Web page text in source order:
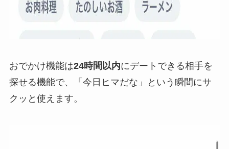
おでかけ機能は24時間以内にデートできる相手を
探せる機能で、「今日ヒマだな」という瞬間にサ
クッと使えます。